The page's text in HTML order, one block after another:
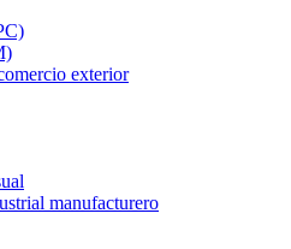
exterior
manufacturero